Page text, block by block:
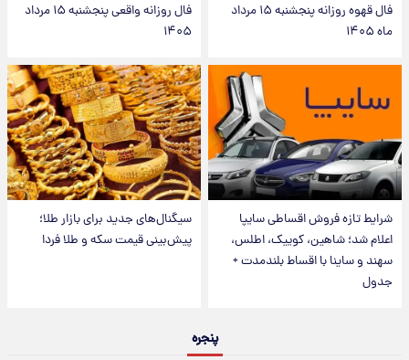
فال قهوه روزانه پنجشنبه ۱۵ مرداد
ماه ۱۴۰۵
فال روزانه واقعی پنجشنبه ۱۵ مرداد
۱۴۰۵
شرایط تازه فروش اقساطی سایپا
اعلام شد؛ شاهین، کوییک، اطلس،
سهند و ساینا با اقساط بلندمدت +
جدول
سیگنال‌های جدید برای بازار طلا؛
پیش‌بینی قیمت سکه و طلا فردا
پنجره